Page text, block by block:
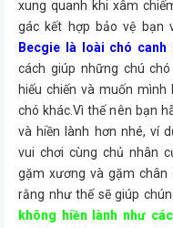
xung quanh khi xâm
gác kết hợp bảo vệ bạn
Becgie là loài chó
cách giúp những chú
hiếu chiến và muốn
chó khác.Vì thế nên bạn
và hiền lành hơn nhé, ví
vui chơi cùng chủ nhân
gặm xương và gặm chân
rằng như thế sẽ giúp
không hiền lành như